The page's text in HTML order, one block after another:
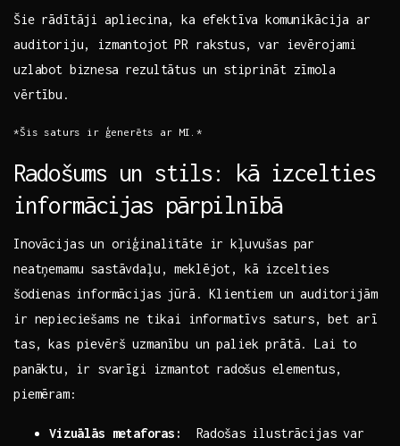
Šie rādītāji ‌apliecina, ka⁢ efektīva komunikācija ar
auditoriju, izmantojot PR rakstus,‌ var ievērojami⁢
uzlabot biznesa rezultātus un stiprināt​ zīmola
vērtību.
*Šis saturs ir ģenerēts ‌ar⁣ MI.*
Radošums un stils:⁢ kā izcelties
informācijas⁢ pārpilnībā
Inovācijas un oriģinalitāte ​ir kļuvušas par
neatņemamu sastāvdaļu, ​meklējot, kā izcelties
⁢šodienas informācijas jūrā. Klientiem un auditorijām
ir nepieciešams‌ ne ⁤tikai⁢ informatīvs‌ saturs, bet arī
tas,​ kas pievērš uzmanību un paliek prātā.​ Lai to
panāktu, ⁤ir svarīgi izmantot ⁢radošus⁢ elementus,
‍piemēram:
Vizuālās‍ metaforas:
‍ Radošas ‍ilustrācijas var